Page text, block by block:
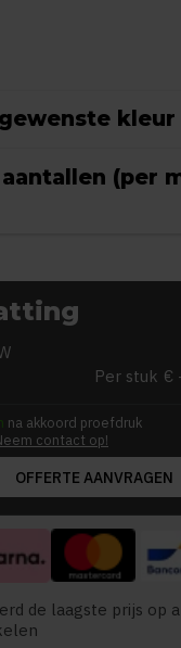
kleur
(per
Per stuk €
na akkoord proefdruk
contact op!
OFFERTE AANVRAGEN
de laagste prijs op